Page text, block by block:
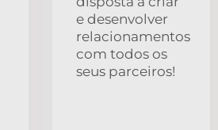
e desenvolver
relacionamentos
com todos os
seus parceiros!